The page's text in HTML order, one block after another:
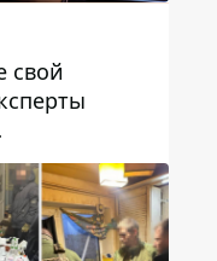
свой
деле